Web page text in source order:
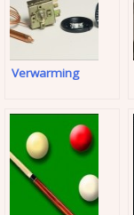
Verwarming